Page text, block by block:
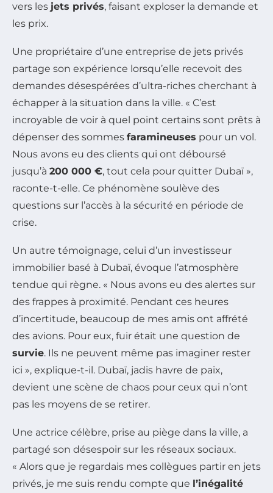
vers les jets privés, faisant exploser la demande et
les prix.
Une propriétaire d’une entreprise de jets privés
partage son expérience lorsqu’elle recevoit des
demandes désespérées d’ultra-riches cherchant à
échapper à la situation dans la ville. « C’est
incroyable de voir à quel point certains sont prêts à
dépenser des sommes faramineuses pour un vol.
Nous avons eu des clients qui ont déboursé
jusqu’à 200 000 €, tout cela pour quitter Dubaï »,
raconte-t-elle. Ce phénomène soulève des
questions sur l’accès à la sécurité en période de
crise.
Un autre témoignage, celui d’un investisseur
immobilier basé à Dubaï, évoque l’atmosphère
tendue qui règne. « Nous avons eu des alertes sur
des frappes à proximité. Pendant ces heures
d’incertitude, beaucoup de mes amis ont affrété
des avions. Pour eux, fuir était une question de
survie. Ils ne peuvent même pas imaginer rester
ici », explique-t-il. Dubaï, jadis havre de paix,
devient une scène de chaos pour ceux qui n’ont
pas les moyens de se retirer.
Une actrice célèbre, prise au piège dans la ville, a
partagé son désespoir sur les réseaux sociaux.
« Alors que je regardais mes collègues partir en jets
privés, je me suis rendu compte que l’inégalité